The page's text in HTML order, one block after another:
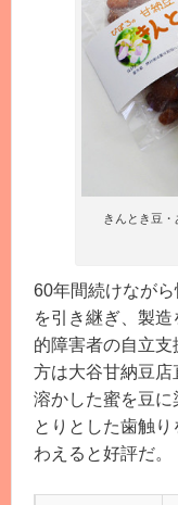
きんとき豆
60年間続けなが
を引き継ぎ、製
的障害者の自立支
方は大谷甘納豆
溶かした蜜を豆に
とりとした歯触
わえると好評だ。